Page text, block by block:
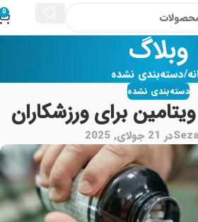
0
وبلاگ
دسته‌بندی نشده
دسته‌بندی نشده
برای ورزشکاران
در 21 جولای, 2025